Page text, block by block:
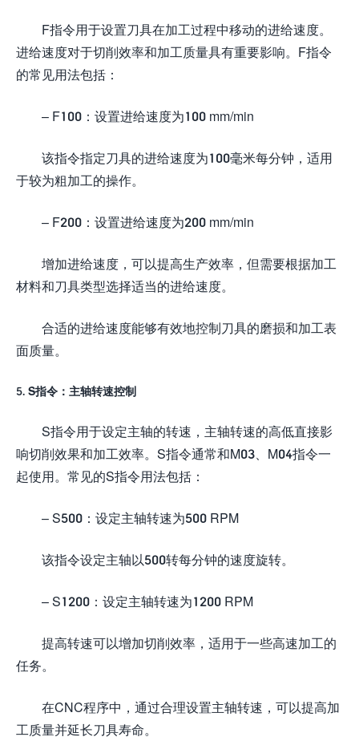
F指令用于设置刀具在加工过程中移动的进给速度。
进给速度对于切削效率和加工质量具有重要影响。F指令
的常见用法包括：
– F100：设置进给速度为100 mm/min
该指令指定刀具的进给速度为100毫米每分钟，适用
于较为粗加工的操作。
– F200：设置进给速度为200 mm/min
增加进给速度，可以提高生产效率，但需要根据加工
材料和刀具类型选择适当的进给速度。
合适的进给速度能够有效地控制刀具的磨损和加工表
面质量。
5. S指令：主轴转速控制
S指令用于设定主轴的转速，主轴转速的高低直接影
响切削效果和加工效率。S指令通常和M03、M04指令一
起使用。常见的S指令用法包括：
– S500：设定主轴转速为500 RPM
该指令设定主轴以500转每分钟的速度旋转。
– S1200：设定主轴转速为1200 RPM
提高转速可以增加切削效率，适用于一些高速加工的
任务。
在CNC程序中，通过合理设置主轴转速，可以提高加
工质量并延长刀具寿命。